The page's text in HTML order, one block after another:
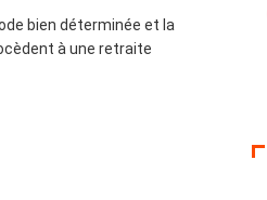
bien déterminée et la
à une retraite